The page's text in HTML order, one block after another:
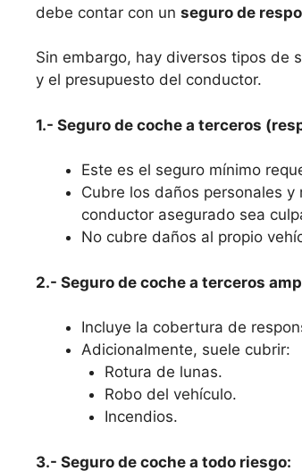
debe contar con un seguro de
Sin embargo, hay diversos tipos de
y el presupuesto del conductor.
1.- Seguro de coche a terceros
Este es el seguro mínimo
Cubre los daños personales
conductor asegurado sea
No cubre daños al propio
2.- Seguro de coche a terceros
Incluye la cobertura de
Adicionalmente, suele cubrir:
Rotura de lunas.
Robo del vehículo.
Incendios.
3.- Seguro de coche a todo riesgo: